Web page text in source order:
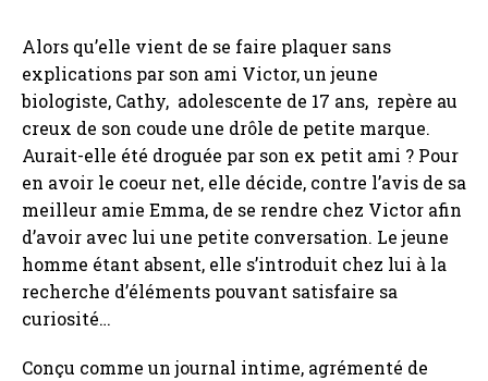
Alors qu’elle vient de se faire plaquer sans
explications par son ami Victor, un jeune
biologiste, Cathy, adolescente de 17 ans, repère au
creux de son coude une drôle de petite marque.
Aurait-elle été droguée par son ex petit ami ? Pour
en avoir le coeur net, elle décide, contre l’avis de sa
meilleur amie Emma, de se rendre chez Victor afin
d’avoir avec lui une petite conversation. Le jeune
homme étant absent, elle s’introduit chez lui à la
recherche d’éléments pouvant satisfaire sa
curiosité…
Conçu comme un journal intime, agrémenté de